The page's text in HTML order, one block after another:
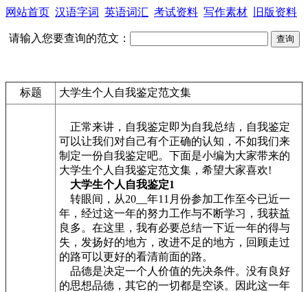
网站首页 汉语字词 英语词汇 考试资料 写作素材 旧版资料
请输入您要查询的范文：
标题 大学生个人自我鉴定范文集
正常来讲，自我鉴定即为自我总结，自我鉴定
可以让我们对自己有个正确的认知，不如我们来
制定一份自我鉴定吧。下面是小编为大家带来的
大学生个人自我鉴定范文集，希望大家喜欢!
大学生个人自我鉴定1
转眼间，从20__年11月份参加工作至今已近一
年，经过这一年的努力工作与不断学习，我获益
良多。在这里，我有必要总结一下近一年的得与
失，发扬好的地方，改进不足的地方，回顾走过
的路可以更好的看清前面的路。
品德是决定一个人价值的先决条件。没有良好
的思想品德，其它的一切都是空谈。因此这一年